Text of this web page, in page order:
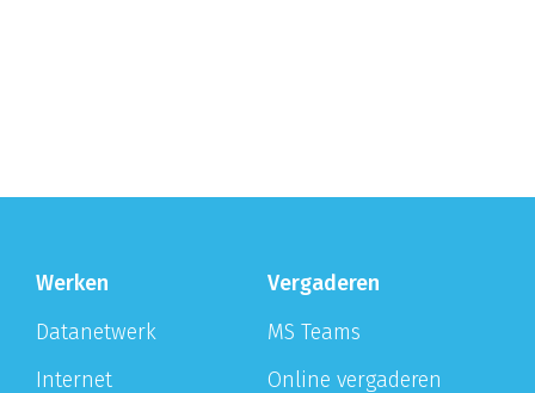
Werken
Datanetwerk
Internet
Vergaderen
MS Teams
Online vergaderen